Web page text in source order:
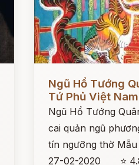
Ngũ Hổ Tướng
Tứ Phủ Việt Nam
Ngũ Hổ Tướng
cai quản ngũ
tín ngưỡng thờ Mẫu
27-02-2020
⭐